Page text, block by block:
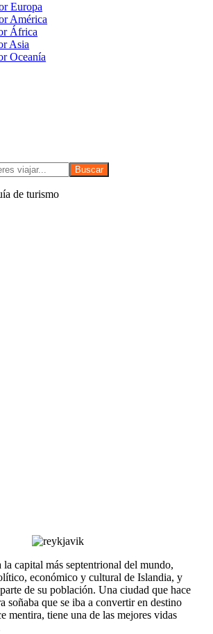
Europa
América
África
Asia
Oceanía
de turismo
capital más septentrional del mundo,
económico y cultural de Islandia, y
de su población. Una ciudad que hace
soñaba que se iba a convertir en destino
mentira, tiene una de las mejores vidas